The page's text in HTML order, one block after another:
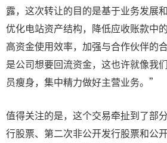
露，这次转让的目的是基于业务发展
优化电站资产结构，降低应收账款中
高资金使用效率，加强与合作伙伴的
是公司想要回流资金，这也许就像我
员瘦身，集中精力做好主营业务。”
值得关注的是，这个交易牵扯到了部
行股票、第二次非公开发行股票和公